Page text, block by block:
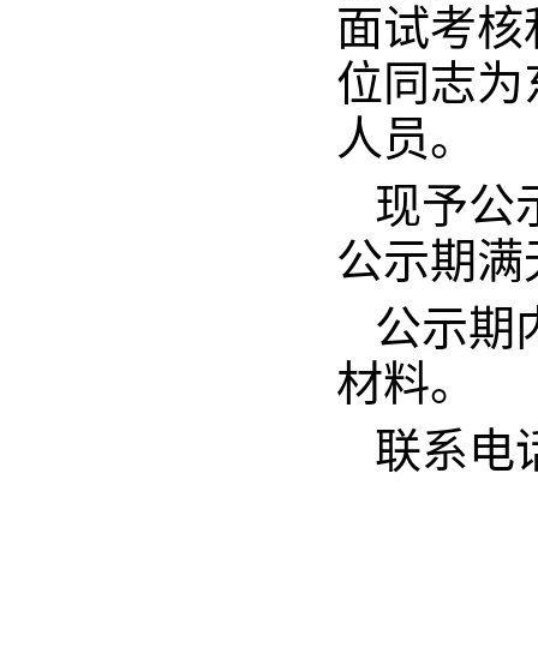
面试考
位同志
人员。
现予公
公示期
公示期
材料。
联系电